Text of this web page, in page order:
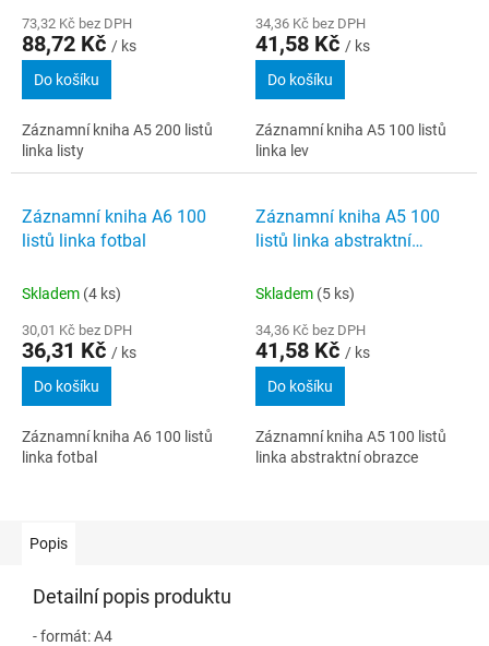
73,32 Kč bez DPH
88,72 Kč / ks
Do košíku
Záznamní kniha A5 200 listů
linka listy
34,36 Kč bez DPH
41,58 Kč / ks
Do košíku
Záznamní kniha A5 100 listů
linka lev
Záznamní kniha A6 100
listů linka fotbal
Skladem (4 ks)
30,01 Kč bez DPH
36,31 Kč / ks
Do košíku
Záznamní kniha A6 100 listů
linka fotbal
Záznamní kniha A5 100
listů linka abstraktní
Skladem (5 ks)
34,36 Kč bez DPH
41,58 Kč / ks
Do košíku
Záznamní kniha A5 100 listů
linka abstraktní obrazce
Popis
Detailní popis produktu
- formát: A4